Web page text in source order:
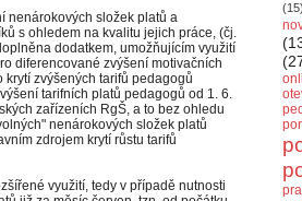
nenárokových složek platů a
s ohledem na kvalitu jejich práce, (čj.
dodatkem, umožňujícím využití
diferencované zvýšení motivačních
zvýšených tarifů pedagogů
tarifních platů pedagogů od 1. 6.
zařízeních RgŠ, a to bez ohledu
nenárokových složek platů
zdrojem krytí růstu tarifů
využití, tedy v případě nutnosti
(15)